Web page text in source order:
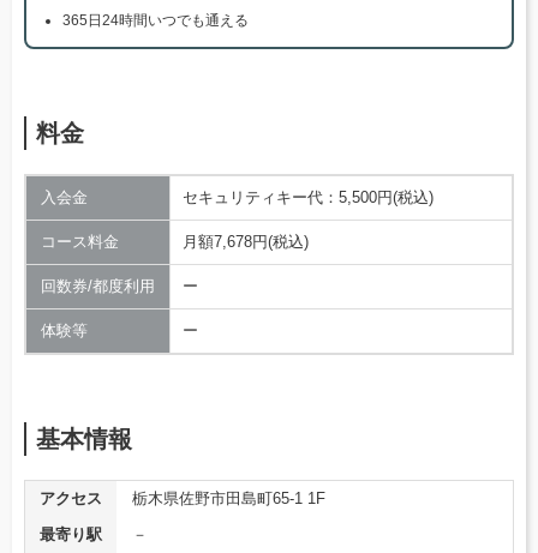
365日24時間いつでも通える
料金
入会金 セキュリティキー代：5,500円(税込)
コース料金 月額7,678円(税込)
回数券/都度利用 ー
体験等 ー
基本情報
アクセス
栃木県佐野市田島町65-1 1F
最寄り駅
－